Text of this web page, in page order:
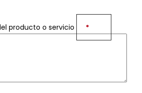
producto o servicio *